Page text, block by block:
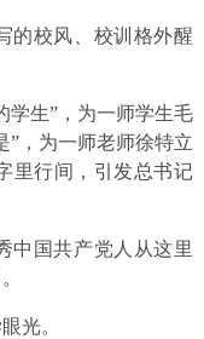
的校风、校训格外醒
学生”，为一师学生毛
”，为一师老师徐特立
里行间，引发总书记
中国共产党人从这里
光。